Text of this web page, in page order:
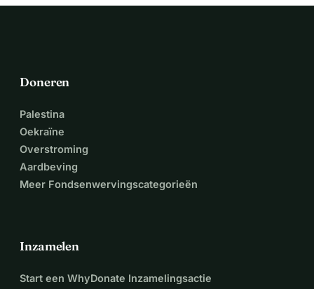
Doneren
Palestina
Oekraïne
Overstroming
Aardbeving
Meer Fondsenwervingscategorieën
Inzamelen
Start een WhyDonate Inzamelingsactie